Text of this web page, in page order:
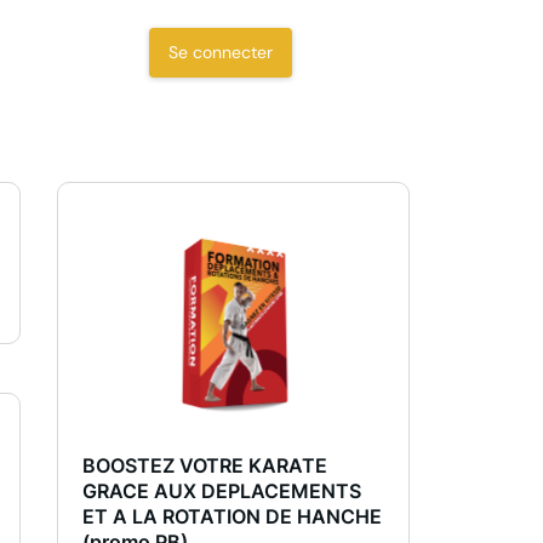
Se connecter
BOOSTEZ VOTRE KARATE
GRACE AUX DEPLACEMENTS
ET A LA ROTATION DE HANCHE